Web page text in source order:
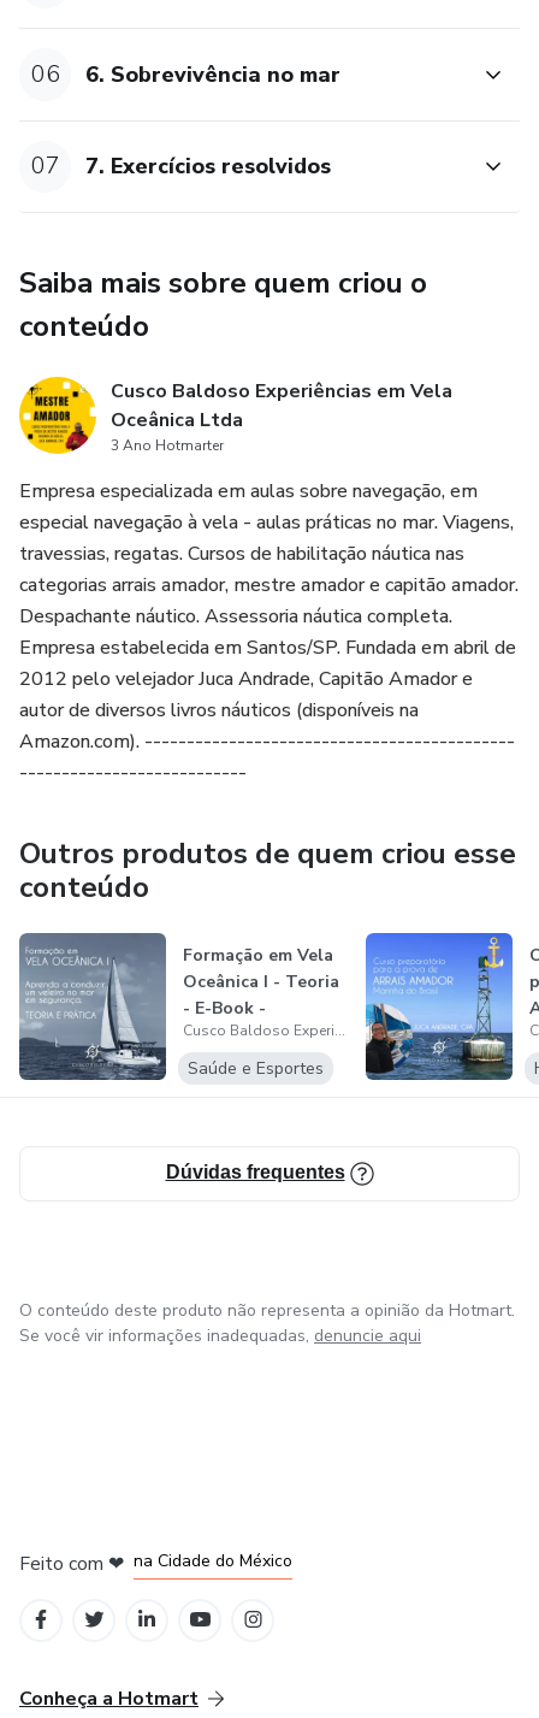
06 6. Sobrevivência no mar
07 7. Exercícios resolvidos
Saiba mais sobre quem criou o
conteúdo
Cusco Baldoso Experiências em Vela
Oceânica Ltda
3 Ano Hotmarter
Empresa especializada em aulas sobre navegação, em
especial navegação à vela - aulas práticas no mar. Viagens,
travessias, regatas. Cursos de habilitação náutica nas
categorias arrais amador, mestre amador e capitão amador.
Despachante náutico. Assessoria náutica completa.
Empresa estabelecida em Santos/SP. Fundada em abril de
2012 pelo velejador Juca Andrade, Capitão Amador e
autor de diversos livros náuticos (disponíveis na
Amazon.com). --------------------------------------------
---------------------------
Outros produtos de quem criou esse
conteúdo
Formação em Vela
Oceânica I - Teoria
- E-Book -
Embarque prá...
Cusco Baldoso Experiências em Vela Oceânica Ltda
Saúde e Esportes
Dúvidas frequentes
O conteúdo deste produto não representa a opinião da Hotmart.
Se você vir informações inadequadas, denuncie aqui
Feito com ❤ na Cidade do México
Conheça a Hotmart